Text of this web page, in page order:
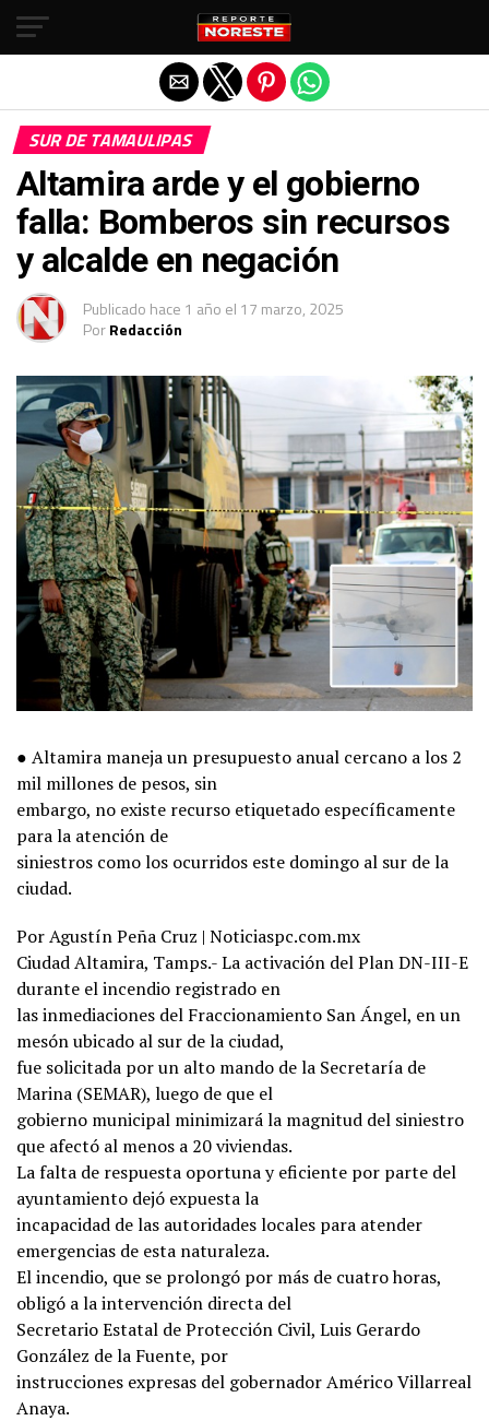
SUR DE TAMAULIPAS
Altamira arde y el gobierno
falla: Bomberos sin recursos
y alcalde en negación
Publicado hace 1 año el 17 marzo, 2025
PorRedacción
● Altamira maneja un presupuesto anual cercano a los 2
mil millones de pesos, sin
embargo, no existe recurso etiquetado específicamente
para la atención de
siniestros como los ocurridos este domingo al sur de la
ciudad.
Por Agustín Peña Cruz | Noticiaspc.com.mx
Ciudad Altamira, Tamps.- La activación del Plan DN-III-E
durante el incendio registrado en
las inmediaciones del Fraccionamiento San Ángel, en un
mesón ubicado al sur de la ciudad,
fue solicitada por un alto mando de la Secretaría de
Marina (SEMAR), luego de que el
gobierno municipal minimizará la magnitud del siniestro
que afectó al menos a 20 viviendas.
La falta de respuesta oportuna y eficiente por parte del
ayuntamiento dejó expuesta la
incapacidad de las autoridades locales para atender
emergencias de esta naturaleza.
El incendio, que se prolongó por más de cuatro horas,
obligó a la intervención directa del
Secretario Estatal de Protección Civil, Luis Gerardo
González de la Fuente, por
instrucciones expresas del gobernador Américo Villarreal
Anaya.
Salir de la versión móvil